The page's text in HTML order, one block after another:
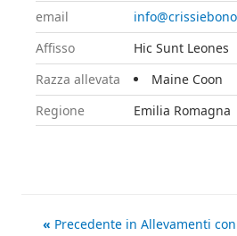
email
Affisso
Hic Sunt Leones
Razza allevata
Maine Coon
Regione
Emilia Romagna
« Precedente in Allevamenti